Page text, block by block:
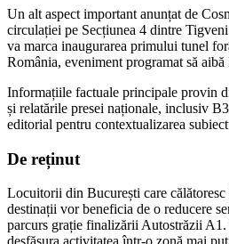
Un alt aspect important anunțat de
circulației pe Secțiunea 4 dintre
va marca inaugurarea primului tunel
România, eveniment programat să aibă
Informațiile factuale principale provin
și relatările presei naționale, inclusiv
editorial pentru contextualizarea
De reținut
Locuitorii din București care
destinații vor beneficia de o reducere
parcurs grație finalizării Autostrăzii A1.